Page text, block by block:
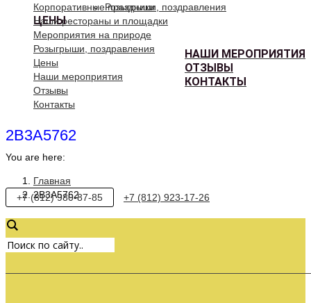
Розыгрыши, поздравления
ЦЕНЫ
НАШИ МЕРОПРИЯТИЯ
ОТЗЫВЫ
КОНТАКТЫ
Корпоративные праздники
Наши рестораны и площадки
Мероприятия на природе
Розыгрыши, поздравления
Цены
Наши мероприятия
Отзывы
Контакты
2B3A5762
You are here:
Главная
2B3A5762
+7 (812) 980-87-85 +7 (812) 923-17-26